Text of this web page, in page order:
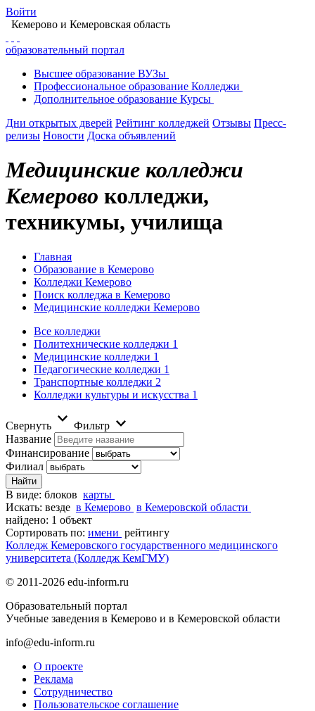
Войти
Кемерово и Кемеровская область
образовательный портал
Высшее образование ВУЗы
Профессиональное образование Колледжи
Дополнительное образование Курсы
Дни открытых дверей Рейтинг колледжей Отзывы Пресс-
релизы Новости Доска объявлений
Медицинские колледжи
Кемерово колледжи,
техникумы, училища
Главная
Образование в Кемерово
Колледжи Кемерово
Поиск колледжа в Кемерово
Медицинские колледжи Кемерово
Все колледжи
Политехнические колледжи 1
Медицинские колледжи 1
Педагогические колледжи 1
Транспортные колледжи 2
Колледжи культуры и искусства 1
Свернуть
Фильтр
Название
Финансирование
Филиал
В виде: блоков карты
Искать: везде в Кемерово в Кемеровской области
найдено: 1 объект
Сортировать по: имени рейтингу
Колледж Кемеровского государственного медицинского
университета (Колледж КемГМУ)
© 2011-2026 edu-inform.ru
Образовательный портал
Учебные заведения в Кемерово и в Кемеровской области
info@edu-inform.ru
О проекте
Реклама
Сотрудничество
Пользовательское соглашение